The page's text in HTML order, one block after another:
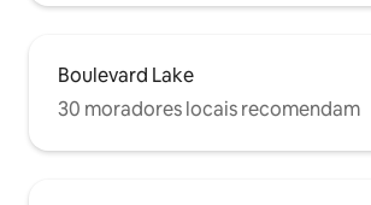
Boulevard Lake
30 moradores locais recomendam